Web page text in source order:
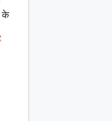
के